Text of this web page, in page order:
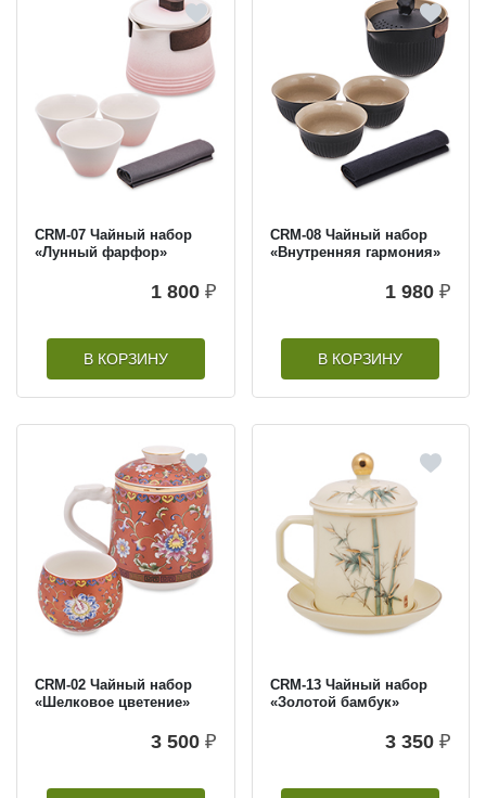
CRM-07 Чайный набор
«Лунный фарфор»
1 800 ₽
В КОРЗИНУ
CRM-08 Чайный набор
«Внутренняя гармония»
1 980 ₽
В КОРЗИНУ
CRM-02 Чайный набор
«Шелковое цветение»
3 500 ₽
CRM-13 Чайный набор
«Золотой бамбук»
3 350 ₽